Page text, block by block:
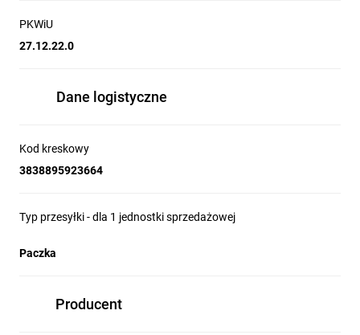
PKWiU
27.12.22.0
Dane logistyczne
Kod kreskowy
3838895923664
Typ przesyłki - dla 1 jednostki sprzedażowej
Paczka
Producent